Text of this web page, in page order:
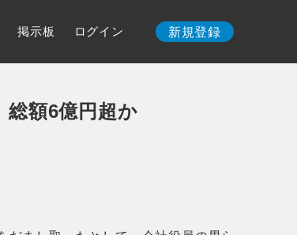
掲示板 ログイン 新規登録
額6億円超か